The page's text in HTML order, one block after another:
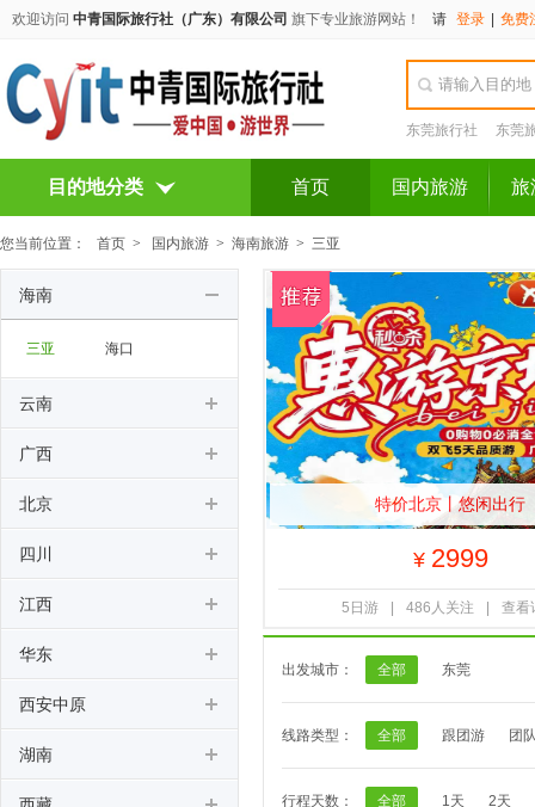
欢迎访问 中青国际旅行社（广东）有限公司 旗下专业旅游网站！ 请 登录 免费
东莞旅行社 东莞
目的地分类 首页 国内旅游 旅
您当前位置： 首页 > 国内旅游 > 海南旅游 > 三亚
特价北京丨悠闲出行
¥ 2999
5日游 486人关注 查看
出发城市： 全部 东莞
线路类型： 全部 跟团游 团
行程天数： 全部 1天 2天
海南
三亚 海口
云南
广西
北京
四川
江西
华东
西安中原
湖南